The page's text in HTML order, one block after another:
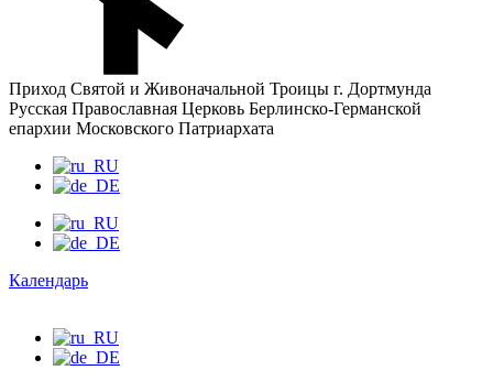
Приход Святой и Живоначальной Троицы г. Дортмунда
Русская Православная Церковь Берлинско-Германской
епархии Московского Патриархата
Календарь